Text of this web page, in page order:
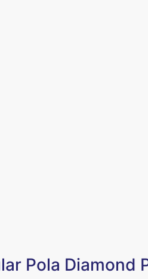
Pola Diamond